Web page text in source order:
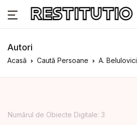
Autori
Acasă Caută Persoane A. Belulovici
Numărul de Obiecte Digitale: 3